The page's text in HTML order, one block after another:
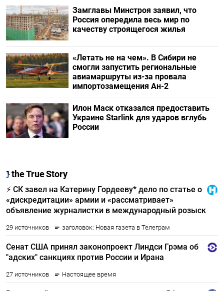
Замглавы Минстроя заявил, что
Россия опередила весь мир по
качеству строящегося жилья
«Летать не на чем». В Сибири не
смогли запустить региональные
авиамаршруты из-за провала
импортозамещения Ан-2
Илон Маск отказался предоставить
Украине Starlink для ударов вглубь
России